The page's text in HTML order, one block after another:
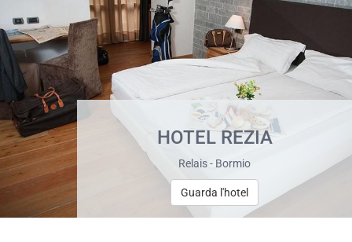
HOTEL REZIA
Relais - Bormio
Guarda l'hotel